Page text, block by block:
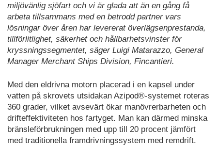
miljövänlig sjöfart och vi är glada att än en gång få
arbeta tillsammans med en betrodd partner vars
lösningar över åren har levererat överlägsenprestanda,
tillförlitlighet, säkerhet och hållbarhetsvinster för
kryssningssegmentet, säger Luigi Matarazzo, General
Manager Merchant Ships Division, Fincantieri.
Med den eldrivna motorn placerad i en kapsel under
vatten på skrovets utsidakan Azipod®-systemet roteras
360 grader, vilket avsevärt ökar manövrerbarheten och
drifteffektiviteten hos fartyget. Man kan därmed minska
bränsleförbrukningen med upp till 20 procent jämfört
med traditionella framdrivningssystem med remdrift.